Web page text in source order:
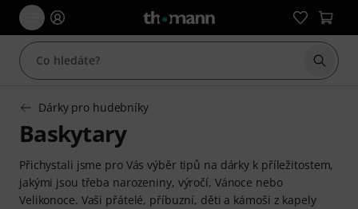
Začít
Dárky pro hudebníky
Baskytary
Přichystali jsme pro Vás výběr tipů na dárky k příležitostem,
jakými jsou třeba narozeniny, výročí, Vánoce nebo
Velikonoce. Vaši přátelé, příbuzní, děti a kámoši z kapely